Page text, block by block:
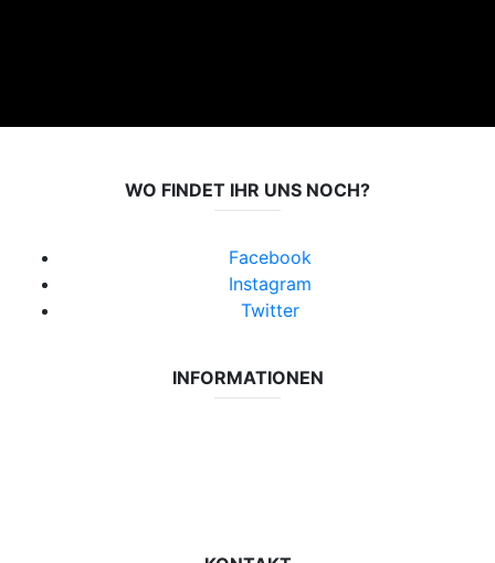
WO FINDET IHR UNS NOCH?
Facebook
Instagram
Twitter
INFORMATIONEN